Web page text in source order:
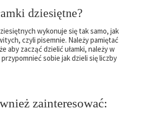
dziesiętne?
wykonuje się tak samo, jak
czyli pisemnie. Należy pamiętać
aby zacząć dzielić ułamki, należy w
sobie jak dzieli się liczby
zainteresować: